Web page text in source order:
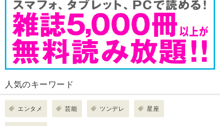
人気のキーワード
エンタメ 芸能 ツンデレ 星座